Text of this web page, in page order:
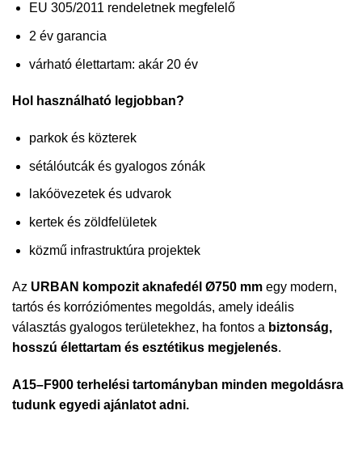
EU 305/2011 rendeletnek megfelelő
2 év garancia
várható élettartam: akár 20 év
Hol használható legjobban?
parkok és közterek
sétálóutcák és gyalogos zónák
lakóövezetek és udvarok
kertek és zöldfelületek
közmű infrastruktúra projektek
Az URBAN kompozit aknafedél Ø750 mm egy modern,
tartós és korróziómentes megoldás, amely ideális
választás gyalogos területekhez, ha fontos a biztonság,
hosszú élettartam és esztétikus megjelenés.
A15–F900 terhelési tartományban minden megoldásra
tudunk egyedi ajánlatot adni.